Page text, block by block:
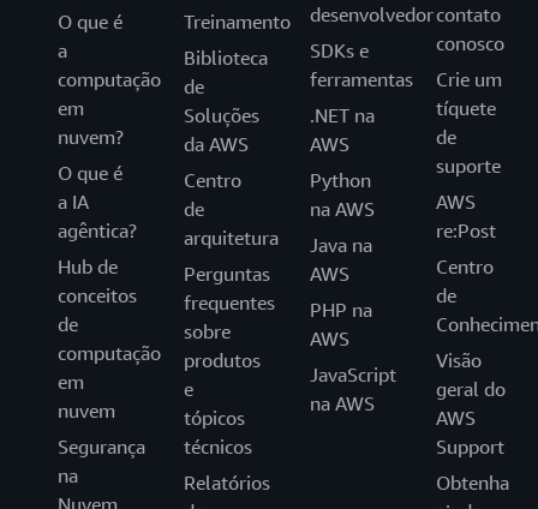
O que é
a
computação
em
nuvem?
O que é
a IA
agêntica?
Hub de
conceitos
de
computação
em
nuvem
Segurança
na
Nuvem
Treinamento
Biblioteca
de
Soluções
da AWS
Centro
de
arquitetura
Perguntas
frequentes
sobre
produtos
e
tópicos
técnicos
Relatórios
desenvolvedor
SDKs e
ferramentas
.NET na
AWS
Python
na AWS
Java na
AWS
PHP na
AWS
JavaScript
na AWS
contato
conosco
Crie um
tíquete
de
suporte
AWS
re:Post
Centro
de
Visão
geral do
AWS
Support
Obtenha